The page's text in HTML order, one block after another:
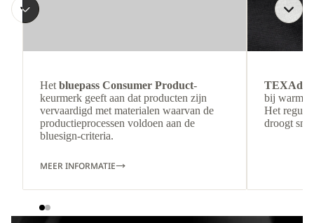
Het bluepass Consumer Product-
keurmerk geeft aan dat producten zijn
vervaardigd met materialen waarvan de
productieprocessen voldoen aan de
bluesign-criteria.
MEER INFORMATIE
TEXAdri
bij warmer
Het
droogt